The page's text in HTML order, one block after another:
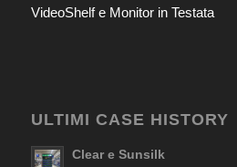
VideoShelf e Monitor in Testata
ULTIMI CASE HISTORY
Clear e Sunsilk